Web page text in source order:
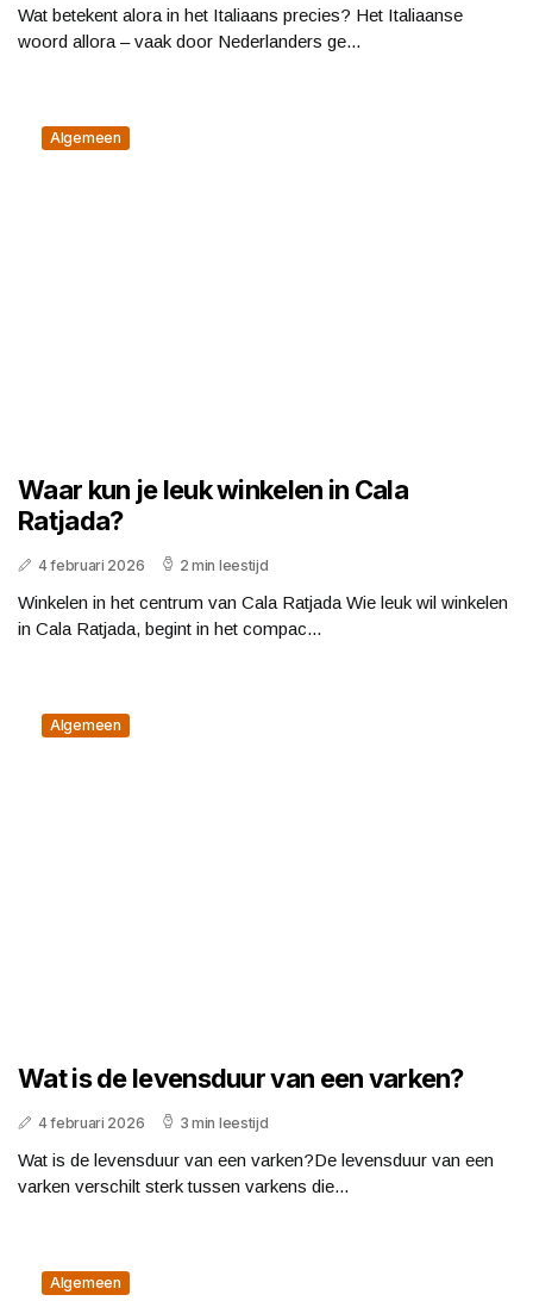
Wat betekent alora in het Italiaans precies? Het Italiaanse
woord allora – vaak door Nederlanders ge...
Algemeen
Waar kun je leuk winkelen in Cala
Ratjada?
4 februari 2026 2 min leestijd
Winkelen in het centrum van Cala Ratjada Wie leuk wil winkelen
in Cala Ratjada, begint in het compac...
Algemeen
Wat is de levensduur van een varken?
4 februari 2026 3 min leestijd
Wat is de levensduur van een varken?De levensduur van een
varken verschilt sterk tussen varkens die...
Algemeen